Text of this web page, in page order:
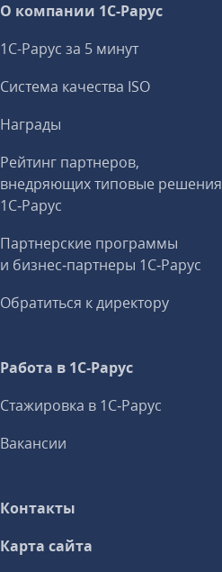
О компании 1C-Рарус
1С-Рарус за 5 минут
Система качества ISO
Награды
Рейтинг партнеров,
внедряющих типовые решения
1С‑Рарус
Партнерские программы
и бизнес‑партнеры 1С‑Рарус
Обратиться к директору
Работа в 1С‑Рарус
Стажировка в 1С‑Рарус
Вакансии
Контакты
Карта сайта